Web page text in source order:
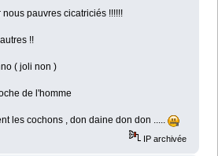
pauvres cicatriciés !!!!!!
!!
( joli non )
de l'homme
les cochons , don daine don don .....
IP archivée